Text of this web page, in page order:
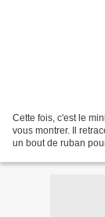
Cette fois, c'est le
vous montrer. Il
un bout de ruban